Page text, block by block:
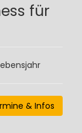
für
& Infos